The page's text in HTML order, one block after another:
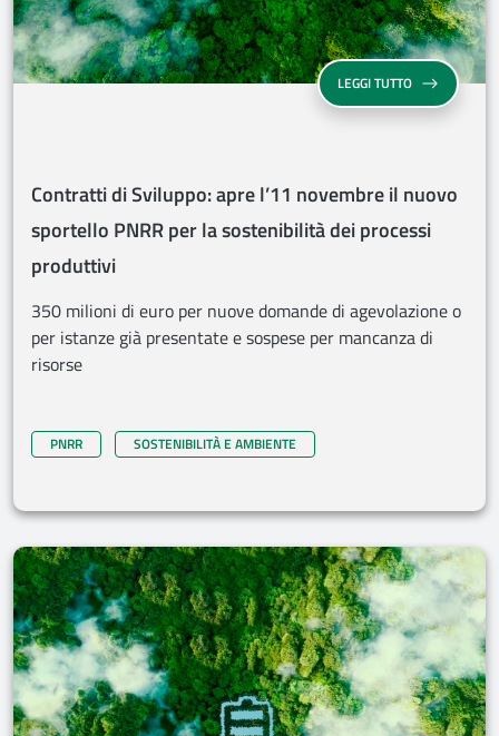
LEGGI TUTTOCONTRATTI DI
Contratti di Sviluppo: apre l’11 novembre il nuovo
sportello PNRR per la sostenibilità dei processi
produttivi
350 milioni di euro per nuove domande di agevolazione o
per istanze già presentate e sospese per mancanza di
risorse
PNRR SOSTENIBILITÀ E AMBIENTE